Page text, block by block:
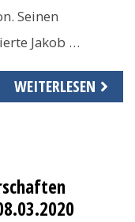
Seinen
Jakob …
WEITERLESEN